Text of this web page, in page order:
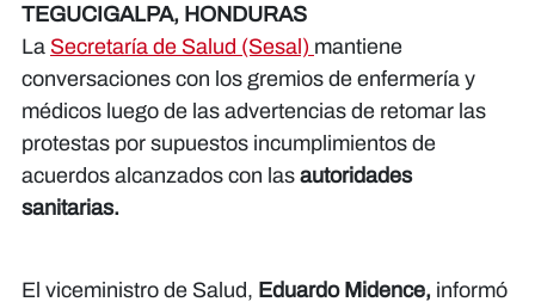
TEGUCIGALPA, HONDURAS
La Secretaría de Salud (Sesal) mantiene
conversaciones con los gremios de enfermería y
médicos luego de las advertencias de retomar las
protestas por supuestos incumplimientos de
acuerdos alcanzados con las autoridades
sanitarias.
El viceministro de Salud, Eduardo Midence, informó